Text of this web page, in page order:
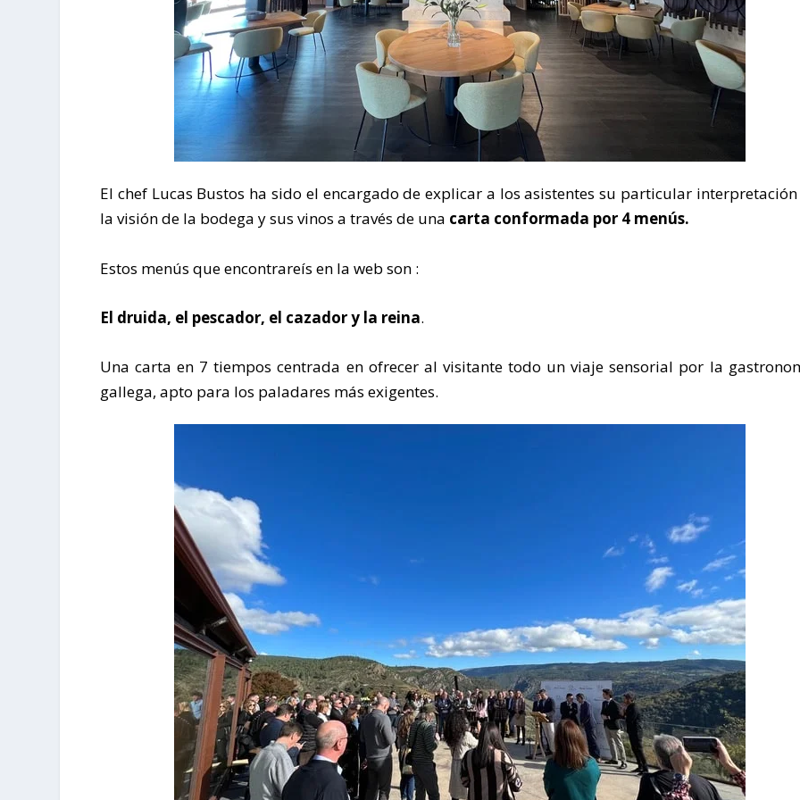
El chef Lucas Bustos ha sido el encargado de explicar a los asistentes su particular
la visión de la bodega y sus vinos a través de una carta conformada por 4 menús.
Estos menús que encontrareís en la web son :
El druida, el pescador, el cazador y la reina.
Una carta en 7 tiempos centrada en ofrecer al visitante todo un viaje sensorial por la
gallega, apto para los paladares más exigentes.